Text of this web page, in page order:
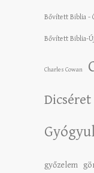
Bővített Biblia -
Bővített Biblia-
Charles Cowan
Dicséret
győzelem